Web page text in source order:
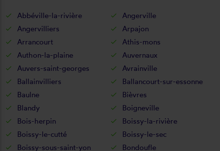
Abbéville-la-rivière
Angerville
Angervilliers
Arpajon
Arrancourt
Athis-mons
Authon-la-plaine
Auvernaux
Auvers-saint-georges
Avrainville
Ballainvilliers
Ballancourt-sur-essonne
Baulne
Bièvres
Blandy
Boigneville
Bois-herpin
Boissy-la-rivière
Boissy-le-cutté
Boissy-le-sec
Boissy-sous-saint-yon
Bondoufle